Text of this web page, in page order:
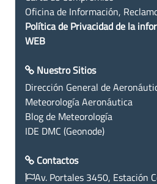
Oficina de Información,
Política de Privacidad de la
WEB
Nuestro Sitios
Dirección General de
Meteorología Aeronáutica
Blog de Meteorología
IDE DMC (Geonode)
Contactos
Av. Portales 3450, Estación